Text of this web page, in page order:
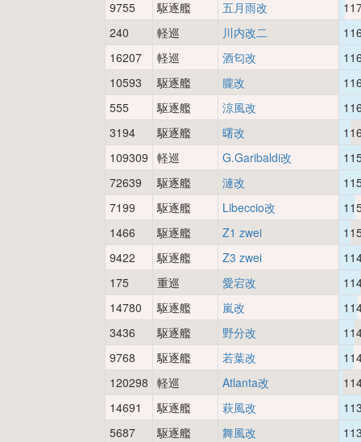
9755
駆逐艦 五月雨改
240
軽巡 川内改二
16207
軽巡 酒匂改
10593
駆逐艦 朧改
555
駆逐艦 涼風改
3194
駆逐艦 曙改
109309 軽巡 G.Garibaldi改
72639
駆逐艦 漣改
7199
駆逐艦 Libeccio改
1466
駆逐艦 Z1 zwei
9422
駆逐艦 Z3 zwei
175
重巡 愛宕改
14780
駆逐艦 嵐改
3436
駆逐艦 野分改
9768
駆逐艦 若葉改
120298 軽巡 Atlanta改
14691
駆逐艦 萩風改
5687
駆逐艦 舞風改